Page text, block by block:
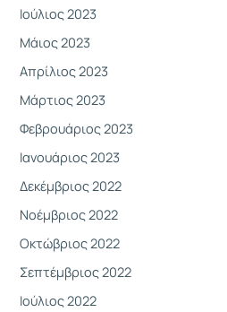
Ιούλιος 2023
Μάιος 2023
Απρίλιος 2023
Μάρτιος 2023
Φεβρουάριος 2023
Ιανουάριος 2023
Δεκέμβριος 2022
Νοέμβριος 2022
Οκτώβριος 2022
Σεπτέμβριος 2022
Ιούλιος 2022